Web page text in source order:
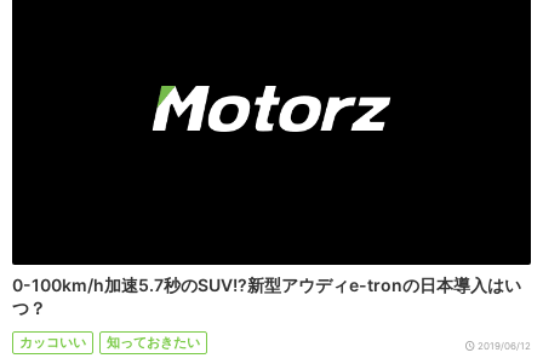
0-100km/h加速5.7秒のSUV!?新型アウディe-tronの日本導入はい
つ？
カッコいい 知っておきたい 2019/06/12